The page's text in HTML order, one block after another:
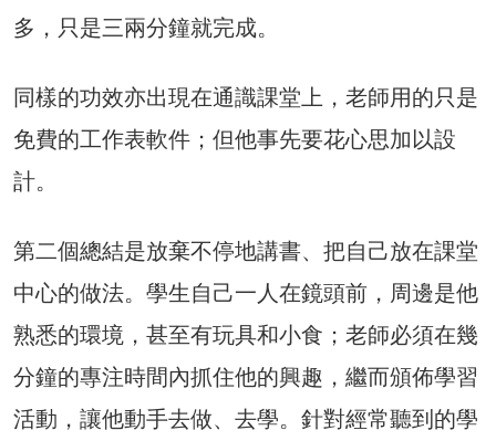
多，只是三兩分鐘就完成。
同樣的功效亦出現在通識課堂上，老師用的只是
免費的工作表軟件；但他事先要花心思加以設
計。
第二個總結是放棄不停地講書、把自己放在課堂
中心的做法。學生自己一人在鏡頭前，周邊是他
熟悉的環境，甚至有玩具和小食；老師必須在幾
分鐘的專注時間內抓住他的興趣，繼而頒佈學習
活動，讓他動手去做、去學。針對經常聽到的學